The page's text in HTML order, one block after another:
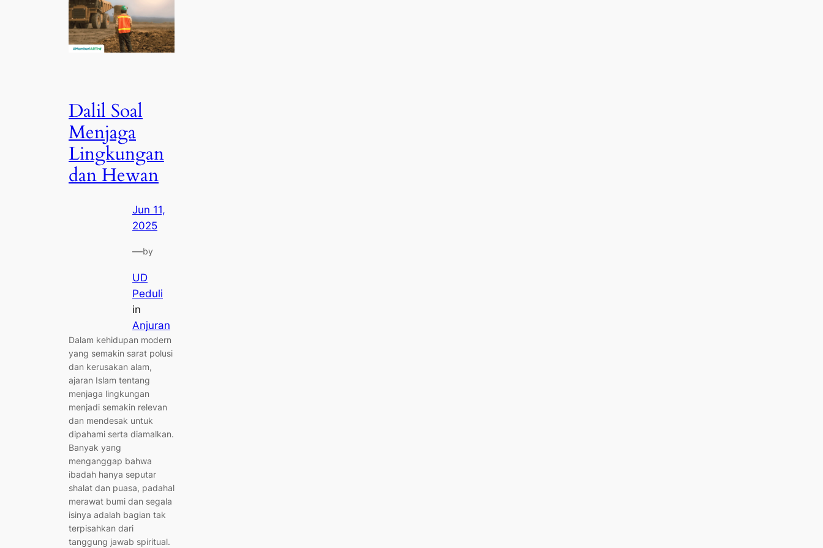
Dalil Soal
Menjaga
Lingkungan
dan Hewan
Jun 11,
2025
—by
UD
Peduli
in
Anjuran
Dalam kehidupan modern
yang semakin sarat polusi
dan kerusakan alam,
ajaran Islam tentang
menjaga lingkungan
menjadi semakin relevan
dan mendesak untuk
dipahami serta diamalkan.
Banyak yang
menganggap bahwa
ibadah hanya seputar
shalat dan puasa, padahal
merawat bumi dan segala
isinya adalah bagian tak
terpisahkan dari
tanggung jawab spiritual.